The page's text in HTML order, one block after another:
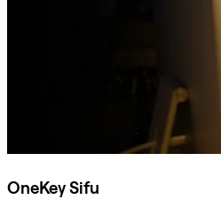
OneKey Sifu